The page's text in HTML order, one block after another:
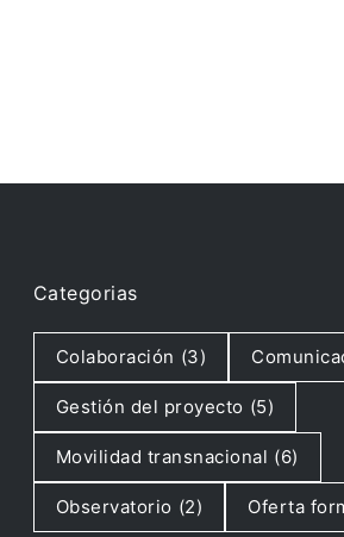
Categorias
Colaboración (3)
Gestión del proyecto (5)
Movilidad transnacional (6)
Observatorio (2) Oferta